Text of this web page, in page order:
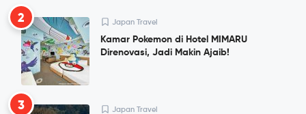
2 Japan Travel
Kamar Pokemon di Hotel MIMARU
Direnovasi, Jadi Makin Ajaib!
3 Japan Travel